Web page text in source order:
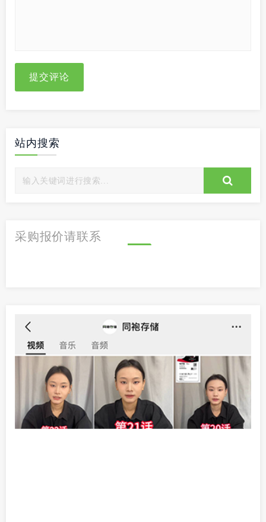
提交评论
站内搜索
采购报价请联系